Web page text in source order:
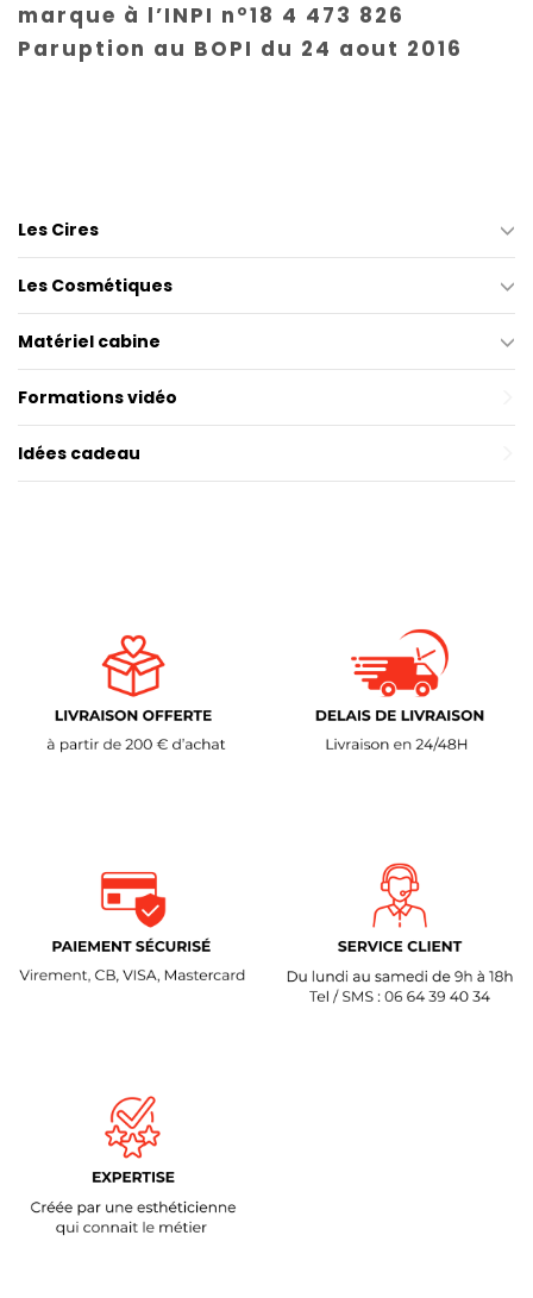
marque à l’INPI n°18 4 473 826
Paruption au BOPI du 24 aout 2016
Les Cires
Les Cosmétiques
Matériel cabine
Formations vidéo
Idées cadeau